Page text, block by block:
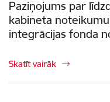
Paziņojums par
kabineta
integrācijas fonda
Skatīt vairāk